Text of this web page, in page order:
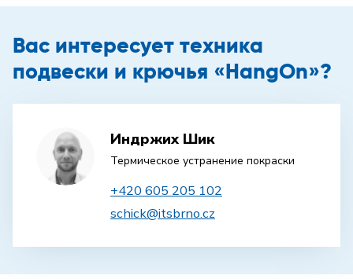
Вас интересует техника
подвески и крючья «HangOn»?
Индржих Шик
Термическое устранение покраски
+420 605 205 102
schick@itsbrno.cz